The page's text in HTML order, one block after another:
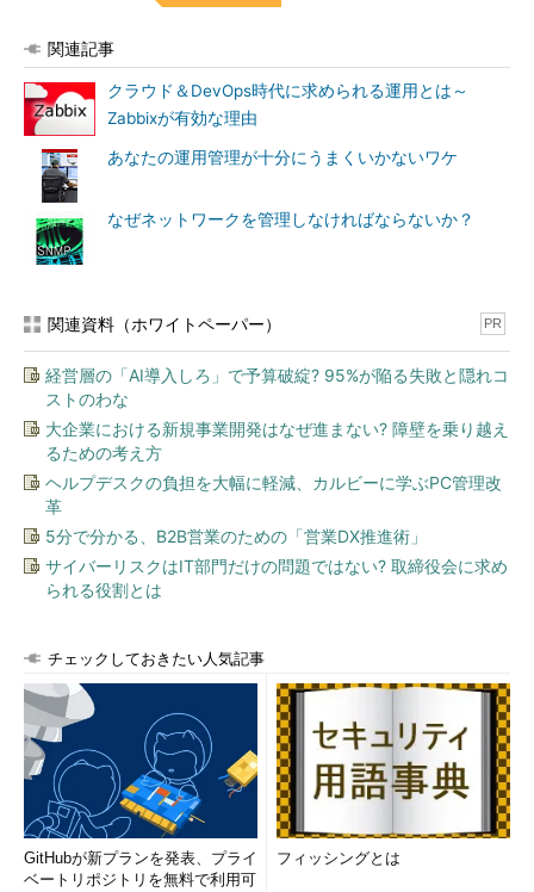
前節でも紹介しましたが、ダッシュボードに利用できる新しい
グラフウィジェットを使用することで、以下のようなことが簡単
にできるようになりました。
複数ホストの同じメトリクスを1つのグラフに表示
LLDで取得した単一ホストの複数メトリクスを1つのグラフ
に表示
名前にワイルドカードを使用できるような命名規則にしておくこ
とが必要ですが、そのような命名規則の環境であれば、動的に変
化する環境でも、設定の変更を行わずに同じグラフに表示させる
ことができます。例えば、複数ノードへの負荷分散がうまくいっ
ているかなどをグラフで判断しやすくなったと思います。
タグによる一部トリガーのみのメンテナンス設定
これまではホストまたはホストグループ全体をメンテナンス期
間という設定によって、トリガーでの発報抑止しかできませんで
した。つまり、メンテナンス作業を行う機能以外で障害が発生し
Zabbix 4.0では、メンテナンス期間の設定で、メンテナンス期
間の対象としてタグを設定することができ、そのタグの付与され
たトリガーのみのアクションでの通知を抑止できるようになりま
した。
例えば、夜間のバッチ処理時にバッチ処理中のみに正常に処理
をしていても高い数値になってしまうようなCPUの使用率やディ
スクのI/Oに関するトリガーを無視するようにして、他の継続的
関連記事
クラウド＆DevOps時代に求められる運用とは～
Zabbixが有効な理由
あなたの運用管理が十分にうまくいかないワケ
なぜネットワークを管理しなければならないか？
関連資料（ホワイトペーパー） PR
経営層の「AI導入しろ」で予算破綻? 95%が陥る失敗と隠れコ
ストのわな
大企業における新規事業開発はなぜ進まない? 障壁を乗り越え
るための考え方
ヘルプデスクの負担を大幅に軽減、カルビーに学ぶPC管理改
革
5分で分かる、B2B営業のための「営業DX推進術」
サイバーリスクはIT部門だけの問題ではない? 取締役会に求め
られる役割とは
チェックしておきたい人気記事
GitHubが新プランを発表、プライ
ベートリポジトリを無料で利用可
フィッシングとは